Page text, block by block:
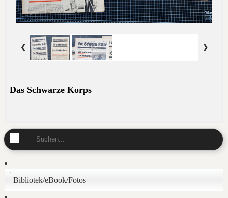
Das Schwarze Korps
Bibliotek/eBook/Fotos